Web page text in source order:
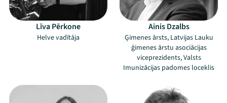
Līva Pērkone
Helve vadītāja
Ainis Dzalbs
Ģimenes ārsts, Latvijas Lauku
ģimenes ārstu asociācijas
viceprezidents, Valsts
Imunizācijas padomes loceklis